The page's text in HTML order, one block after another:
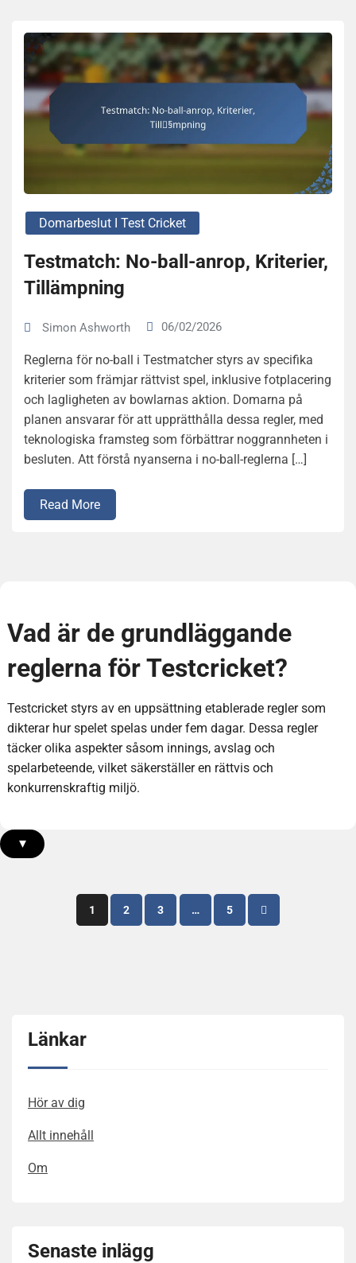
Domarbeslut I Test Cricket
Testmatch: No-ball-anrop, Kriterier,
Tillämpning
Simon Ashworth 06/02/2026
Reglerna för no-ball i Testmatcher styrs av specifika
kriterier som främjar rättvist spel, inklusive fotplacering
och lagligheten av bowlarnas aktion. Domarna på
planen ansvarar för att upprätthålla dessa regler, med
teknologiska framsteg som förbättrar noggrannheten i
besluten. Att förstå nyanserna i no-ball-reglerna […]
Read More
Vad är de grundläggande
reglerna för Testcricket?
Testcricket styrs av en uppsättning etablerade regler som
dikterar hur spelet spelas under fem dagar. Dessa regler
täcker olika aspekter såsom innings, avslag och
spelarbeteende, vilket säkerställer en rättvis och
konkurrenskraftig miljö.
▾
Posts
1 2 3 … 5
Länkar
Hör av dig
Allt innehåll
Om
Senaste inlägg